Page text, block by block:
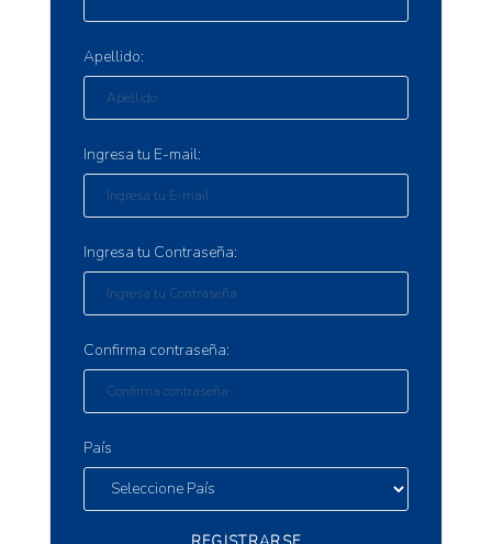
Apellido:
Ingresa tu E-mail:
Ingresa tu Contraseña:
Confirma contraseña:
País